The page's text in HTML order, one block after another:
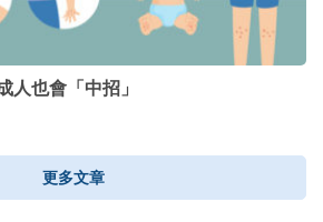
人也會「中招」
更多文章